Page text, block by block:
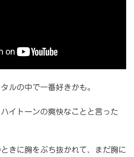
ルの中で一番好きかも。
イトーンの爽快なことと言った
きに胸をぶち抜かれて、まだ胸に